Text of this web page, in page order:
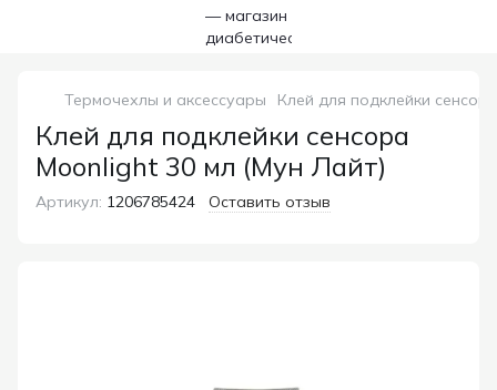
Термочехлы и аксессуары Клей для подклейки
Клей для подклейки сенсора
Moonlight 30 мл (Мун Лайт)
Артикул: 1206785424 Оставить отзыв